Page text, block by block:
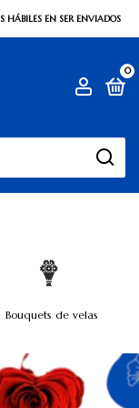
EN SER ENVIADOS
0
Bouquets de velas